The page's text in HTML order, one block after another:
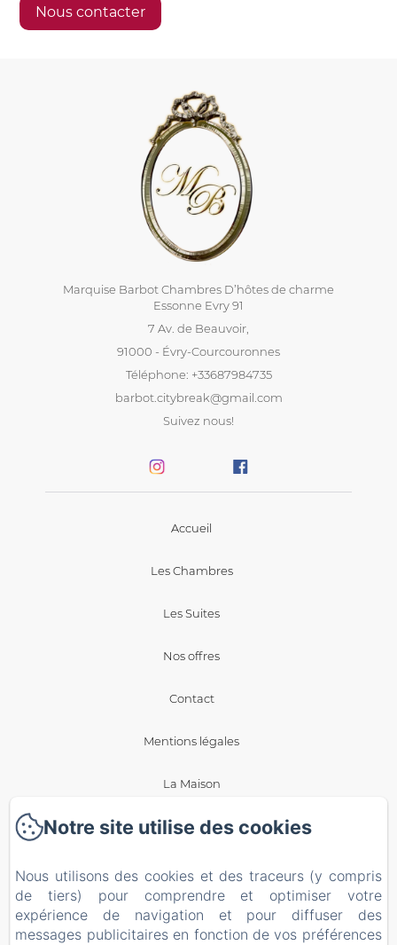
Nous contacter
Marquise Barbot Chambres D’hôtes de charme
Essonne Evry 91
7 Av. de Beauvoir,
91000 - Évry-Courcouronnes
Téléphone: +33687984735
barbot.citybreak@gmail.com
Suivez nous!
Accueil
Les Chambres
Les Suites
Nos offres
Contact
Mentions légales
La Maison
Blog
Politique de confidentialité
Informations légales
Notre site utilise des cookies
Nous utilisons des cookies et des traceurs (y compris
de tiers) pour comprendre et optimiser votre
expérience de navigation et pour diffuser des
messages publicitaires en fonction de vos préférences